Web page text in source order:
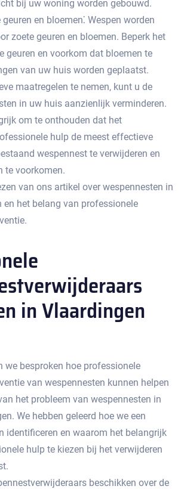
bij uw woning worden gebouwd.
en bloemen⁚ Wespen worden
zoete geuren en bloemen.​ Beperk het
geuren en voorkom dat bloemen te
van uw huis worden geplaatst.​
maatregelen te nemen‚ kunt u de
in uw huis aanzienlijk verminderen.
om te onthouden dat het
hulp de meest effectieve
wespennest te verwijderen en
te voorkomen.​
van ons artikel over wespennesten in
en het belang van professionele
in Vlaardingen
we besproken hoe professionele
van wespennesten kunnen helpen
het probleem van wespennesten in
We hebben geleerd hoe we een
identificeren en waarom het belangrijk
hulp te kiezen bij het verwijderen
beschikken over de